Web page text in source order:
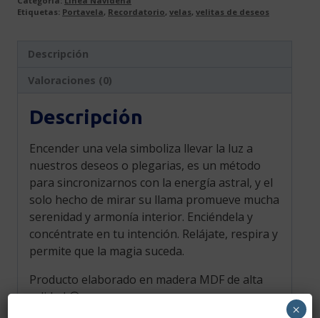
Etiquetas: Portavela, Recordatorio, velas, velitas de deseos
Descripción
Valoraciones (0)
Descripción
Encender una vela simboliza llevar la luz a
nuestros deseos o plegarias, es un método
para sincronizarnos con la energía astral, y el
solo hecho de mirar su llama promueve mucha
serenidad y armonía interior. Enciéndela y
concéntrate en tu intención. Relájate, respira y
permite que la magia suceda.
Producto elaborado en madera MDF de alta
calidad 😉.
×